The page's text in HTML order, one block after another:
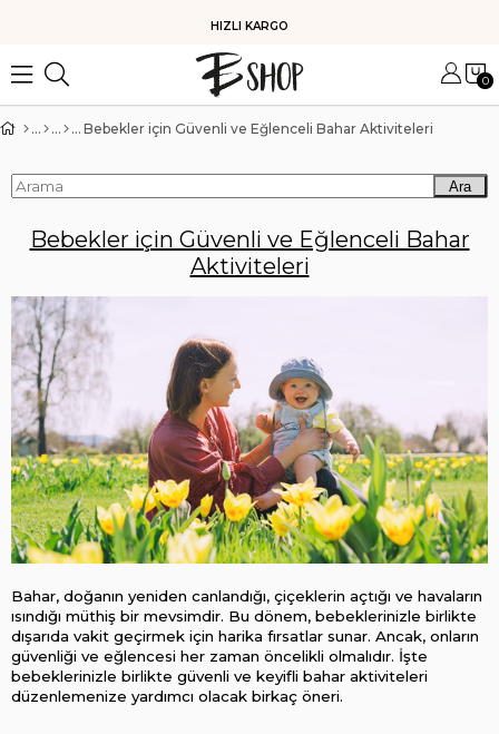
HIZLI KARGO
0
Bebekler için Güvenli ve Eğlenceli Bahar Aktiviteleri
Ara
Bebekler için Güvenli ve Eğlenceli Bahar
Aktiviteleri
Bahar, doğanın yeniden canlandığı, çiçeklerin açtığı ve havaların
ısındığı müthiş bir mevsimdir. Bu dönem, bebeklerinizle birlikte
dışarıda vakit geçirmek için harika fırsatlar sunar. Ancak, onların
güvenliği ve eğlencesi her zaman öncelikli olmalıdır. İşte
bebeklerinizle birlikte güvenli ve keyifli bahar aktiviteleri
düzenlemenize yardımcı olacak birkaç öneri.